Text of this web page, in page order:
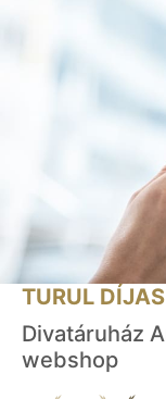
TURUL
Divatáruház
webshop